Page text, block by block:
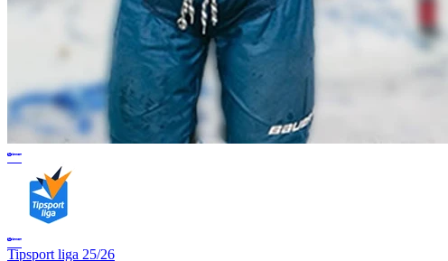
Tipsport liga 25/26